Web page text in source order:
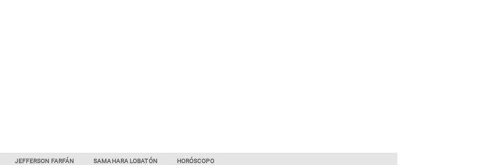
JEFFERSON FARFÁN SAMAHARA LOBATÓN HORÓSCOPO